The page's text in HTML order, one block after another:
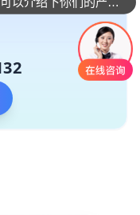
你们是怎么收费的呢